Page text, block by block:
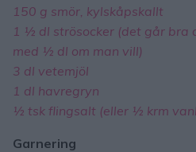
150 g smör, kylskåpskallt
1 ½ dl strösocker (det går bra
med ½ dl om man vill)
3 dl vetemjöl
1 dl havregryn
½ tsk flingsalt (eller ½ krm
Garnering